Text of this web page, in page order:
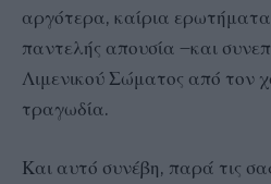
αργότερα, καίρια
παντελής απουσία –και
Λιμενικού Σώματος από τον
τραγωδία.
Και αυτό συνέβη, παρά τις